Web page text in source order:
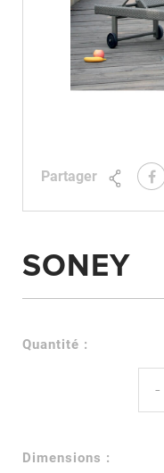
Partager
SONEY
Quantité :
-
Dimensions :